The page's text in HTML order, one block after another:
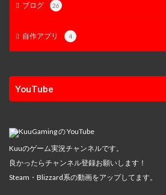
ブログ 26
自作アプリ 4
YouTube
Kuuのゲーム実況チャンネルです。
良かったらチャンネル登録お願いします！
Steam・Blizzard系の動画をアップしてます。